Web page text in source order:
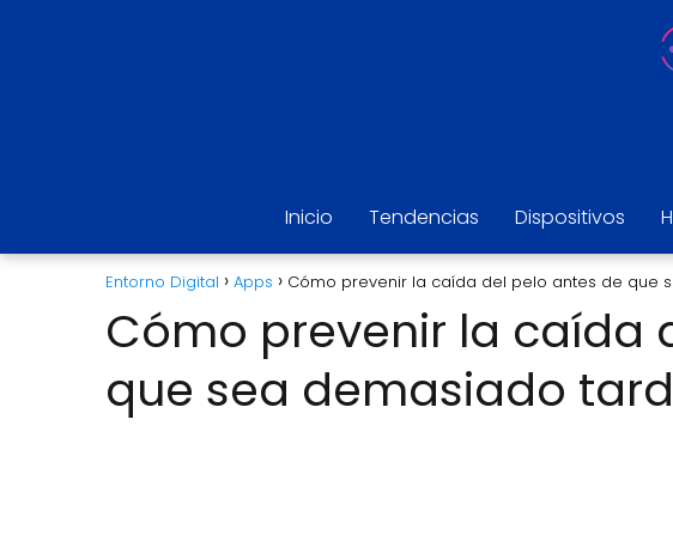
Inicio Tendencias Dispositivos
Entorno Digital Apps Cómo prevenir la caída del pelo antes de que
Cómo prevenir la caída
que sea demasiado